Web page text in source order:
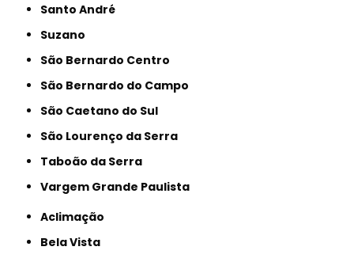
Santo André
Suzano
São Bernardo Centro
São Bernardo do Campo
São Caetano do Sul
São Lourenço da Serra
Taboão da Serra
Vargem Grande Paulista
Aclimação
Bela Vista